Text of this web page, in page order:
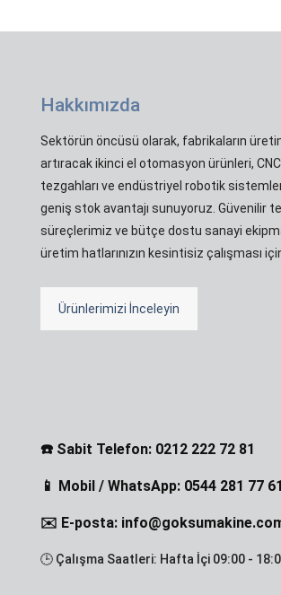
Hakkımızda
Sektörün öncüsü olarak, fabrikaların
artıracak ikinci el otomasyon ürünleri,
tezgahları ve endüstriyel robotik
geniş stok avantajı sunuyoruz. Güvenilir
süreçlerimiz ve bütçe dostu sanayi
üretim hatlarınızın kesintisiz çalışması
Ürünlerimizi İnceleyin
☎️ Sabit Telefon: 0212 222 72 81
📱 Mobil / WhatsApp: 0544 281 77 61
✉️ E-posta:
🕒 Çalışma Saatleri: Hafta İçi 09:00 -